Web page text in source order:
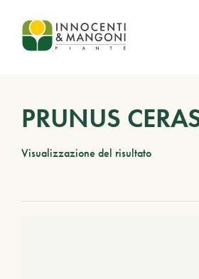
Skip to main content
PRUNUS
Visualizzazione del risultato